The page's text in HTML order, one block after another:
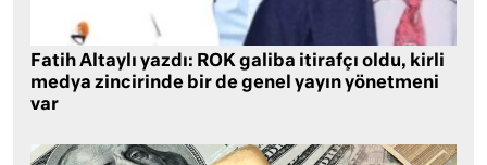
Fatih Altaylı yazdı: ROK galiba itirafçı oldu, kirli
medya zincirinde bir de genel yayın yönetmeni
var